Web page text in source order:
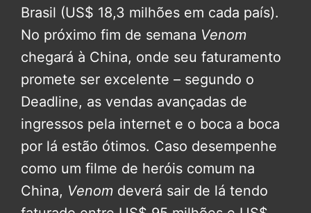
Brasil (US$ 18,3 milhões em cada país).
No próximo fim de semana Venom
chegará à China, onde seu faturamento
promete ser excelente – segundo o
Deadline, as vendas avançadas de
ingressos pela internet e o boca a boca
por lá estão ótimos. Caso desempenhe
como um filme de heróis comum na
China, Venom deverá sair de lá tendo